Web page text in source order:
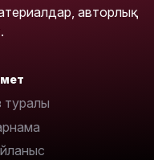
авторлық
туралы